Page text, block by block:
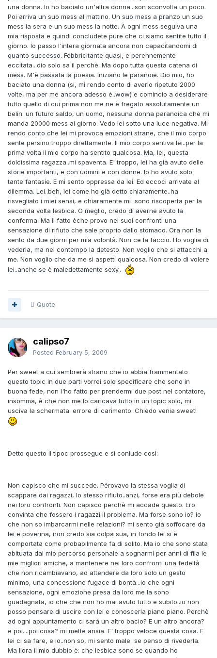
una donna. Io ho baciato un'altra donna...son sconvolta un poco.
Poi arriva un suo mess al mattino. Un suo mess a pranzo un suo
mess la sera e un suo mess la notte. A ogni mess seguiva una
mia risposta e quindi concludete pure che ci siamo sentite tutto il
giorno. Io passo l'intera giornata ancora non capacitandomi di
quanto successo. Febbricitante quasi, e perennemente
eccitata...dio solo sa il perchè. Ma dopo tutta questa catena di
mess. M'è passata la poesia. Iniziano le paranoie. Dio mio, ho
baciato una donna (si, mi rendo conto di averlo ripetuto 2000
volte, ma per me ancora adesso è..wow) e comincio a desiderare
tutto quello di cui prima non me ne è fregato assolutamente un
belin: un futuro saldo, un uomo, nessuna donna paranoica che mi
manda 20000 mess al giorno. Vedo lei sotto una luce negativa. Mi
rendo conto che lei mi provoca emozioni strane, che il mio corpo
sente persino troppo direttamente. Il mio corpo sentiva lei..per la
prima volta il mio corpo ha sentito qualcosa. Ma, lei, questa
dolcissima ragazza..mi spaventa. E' troppo, lei ha già avuto delle
storie importanti, e con uomini e con donne. Io ho avuto solo
tante fantasie. E mi sento oppressa da lei. Ed eccoci arrivate al
dilemma. Lei..beh, lei come ho già detto chiaramente..ha
risvegliato i miei sensi, e chiaramente mi sono riscoperta per la
seconda volta lesbica. O meglio, credo di averne avuto la
conferma. Ma il fatto èche provo nei suoi confronti una
sensazione di rifiuto che sale proprio dallo stomaco. Ora non la
sento da due giorni per mia volontà. Non ce la faccio. Ho voglia di
vederla, ma nel contempo la detesto. Non voglio che si attacchi a
me. Non voglio che da me si aspetti qualcosa. Non credo di volere
lei..anche se è maledettamente sexy..
Quote
calipso7
Posted February 5, 2009
Per sweet a cui sembrerà strano che io abbia frammentato
questo topic in due parti vorrei solo specificare che sono in
buona fede, non l'ho fatto per prendermi due post nel contatore,
insomma, è che non me lo caricava tutto in un topic solo, mi
usciva la schermata: errore di carimento. Chiedo venia sweet!
Detto questo il tipoc prossegue e si conlude così:
Non capisco che mi succede. Pérovavo la stessa voglia di
scappare dai ragazzi, lo stesso rifiuto..anzi, forse era più debole
nei loro confronti. Non capisco perchè mi accade questo. Ero
convinta che fossero i ragazzi il problema. Ma forse sono io? io
che non so imbarcarmi nelle relazioni? mi sento già soffocare da
lei e poverina, non credo sia colpa sua, in fondo lei si è
comportata come probabilmente fa di solito. Ma io che sono stata
abituata dal mio percorso personale a sognarmi per anni di fila le
mie migliori amiche, a mantenere nei loro confronti una fedeltà
che non ricambiavano, ad attendere da loro solo un gesto
minimo, una concessione fugace di bontà...io che ogni
sensazione, ogni emozione presa da loro me la sono
guadagnata, io che che non ho mai avuto tutto e subito..io non
posso pensare di uscire con lei e conoscerla piano piano. Perchè
ad ogni appuntamento ci sarà un altro bacio? E un altro ancora?
e poi....poi cosa? mi mette ansia. E' troppo veloce questa cosa. E
lei ci sa fare, e io..non so, mi sento male se penso di rivederla.
Ma llora il mio dubbio è: che lesbica sono se quando ho